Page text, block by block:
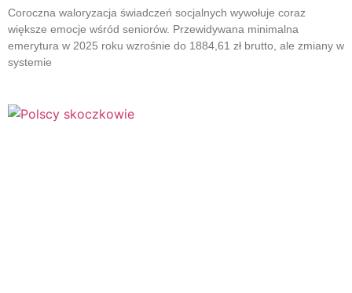
Coroczna waloryzacja świadczeń socjalnych wywołuje coraz
większe emocje wśród seniorów. Przewidywana minimalna
emerytura w 2025 roku wzrośnie do 1884,61 zł brutto, ale zmiany w
systemie